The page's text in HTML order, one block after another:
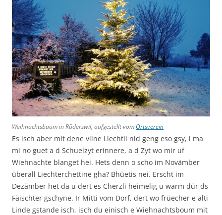
Weihnachtsbaum in Rüderswil, aufgestellt vom Ortsverein
Es isch aber mit dene vilne Liechtli nid geng eso gsy, i ma
mi no guet a d Schuelzyt erinnere, a d Zyt wo mir uf
Wiehnachte blanget hei. Hets denn o scho im Novämber
überall Liechterchettine gha? Bhüetis nei. Erscht im
Dezämber het da u dert es Cherzli heimelig u warm dür ds
Fäischter gschyne. Ir Mitti vom Dorf, dert wo früecher e alti
Linde gstande isch, isch du einisch e Wiehnachtsboum mit